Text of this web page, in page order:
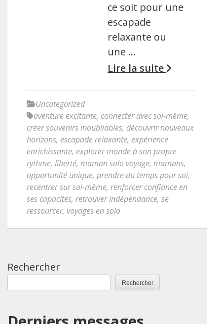
ce soit pour une
escapade
relaxante ou
une …
Lire la suite
Uncategorized
aventure excitante, connecter avec soi-même,
créer souvenirs inoubliables, découvrir nouveaux
horizons, escapade relaxante, expérience
enrichissante, explorer monde à son propre
rythme, liberté, maman solo voyage, mamans,
opportunité unique, prendre du temps pour soi,
recentrer sur soi-même, renforcer confiance en
ses capacités, retrouver indépendance, se
ressourcer, voyages en solo
Rechercher
Rechercher